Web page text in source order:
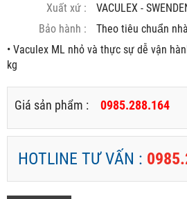
Xuất xứ :
VACULEX -
Bảo hành :
Theo tiêu chuẩn
• Vaculex ML nhỏ và thực sự dễ vận
kg
Giá sản phẩm : 0985.288.164
HOTLINE TƯ VẤN :